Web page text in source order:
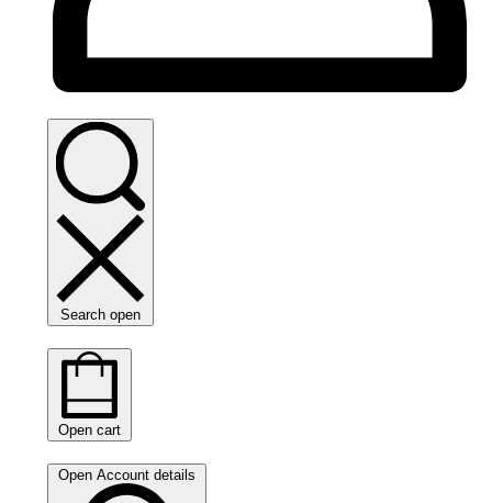
Search open
Open cart
Open Account details